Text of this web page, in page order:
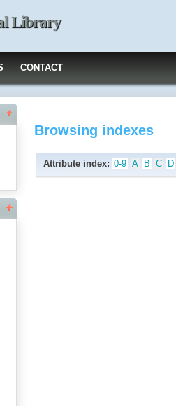
Library
CONTACT
Browsing indexes
Attribute index: 0-9 A B C D